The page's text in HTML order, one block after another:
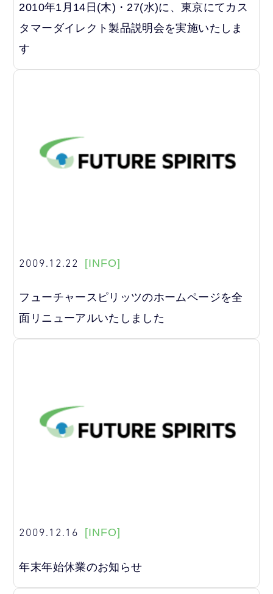
2010年1月14日(木)・27(水)に、東京にてカス
タマーダイレクト製品説明会を実施いたしま
す
2009.12.22 [INFO]
フューチャースピリッツのホームページを全
面リニューアルいたしました
2009.12.16 [INFO]
年末年始休業のお知らせ